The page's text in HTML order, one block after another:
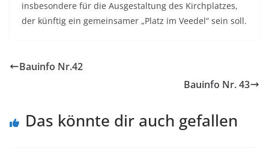
insbesondere für die Ausgestaltung des Kirchplatzes,
der künftig ein gemeinsamer „Platz im Veedel“ sein soll.
Bauinfo Nr.42
Bauinfo Nr. 43
Das könnte dir auch gefallen